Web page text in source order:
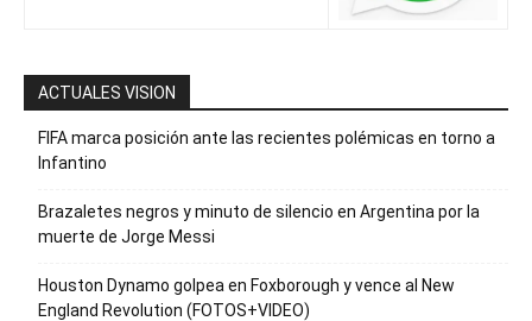
ACTUALES VISION
FIFA marca posición ante las recientes polémicas en torno a
Infantino
Brazaletes negros y minuto de silencio en Argentina por la
muerte de Jorge Messi
Houston Dynamo golpea en Foxborough y vence al New
England Revolution (FOTOS+VIDEO)